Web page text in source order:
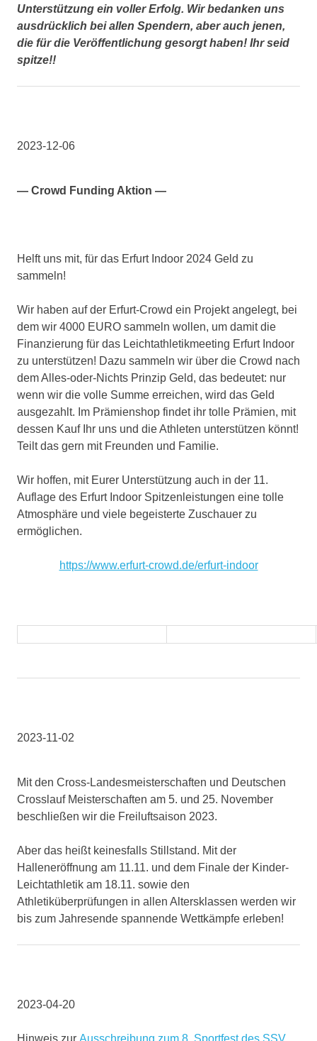
Unterstützung ein voller Erfolg. Wir bedanken uns
ausdrücklich bei allen Spendern, aber auch jenen,
die für die Veröffentlichung gesorgt haben! Ihr seid
spitze!!
2023-12-06
— Crowd Funding Aktion —
Helft uns mit, für das Erfurt Indoor 2024 Geld zu
sammeln!
Wir haben auf der Erfurt-Crowd ein Projekt angelegt, bei
dem wir 4000 EURO sammeln wollen, um damit die
Finanzierung für das Leichtathletikmeeting Erfurt Indoor
zu unterstützen! Dazu sammeln wir über die Crowd nach
dem Alles-oder-Nichts Prinzip Geld, das bedeutet: nur
wenn wir die volle Summe erreichen, wird das Geld
ausgezahlt. Im Prämienshop findet ihr tolle Prämien, mit
dessen Kauf Ihr uns und die Athleten unterstützen könnt!
Teilt das gern mit Freunden und Familie.
Wir hoffen, mit Eurer Unterstützung auch in der 11.
Auflage des Erfurt Indoor Spitzenleistungen eine tolle
Atmosphäre und viele begeisterte Zuschauer zu
ermöglichen.
https://www.erfurt-crowd.de/erfurt-indoor
2023-11-02
Mit den Cross-Landesmeisterschaften und Deutschen
Crosslauf Meisterschaften am 5. und 25. November
beschließen wir die Freiluftsaison 2023.
Aber das heißt keinesfalls Stillstand. Mit der
Halleneröffnung am 11.11. und dem Finale der Kinder-
Leichtathletik am 18.11. sowie den
Athletiküberprüfungen in allen Altersklassen werden wir
bis zum Jahresende spannende Wettkämpfe erleben!
2023-04-20
Hinweis zur Ausschreibung zum 8. Sportfest des SSV